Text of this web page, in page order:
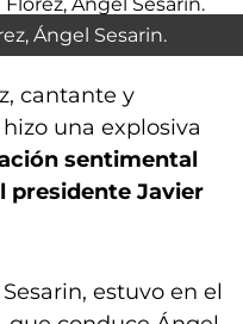
Ángel Sesarin.
cantante y
una explosiva
sentimental
presidente Javier
estuvo en el